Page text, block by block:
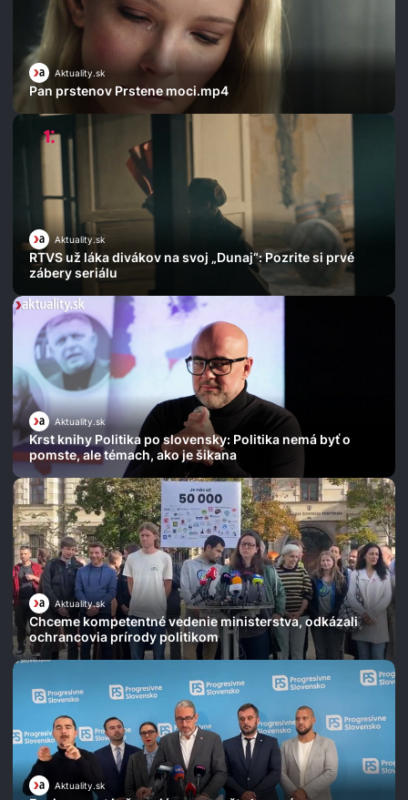
Aktuality.sk
Pan prstenov Prstene moci.mp4
Aktuality.sk
RTVS už láka divákov na svoj „Dunaj“: Pozrite si prvé
zábery seriálu
Aktuality.sk
Krst knihy Politika po slovensky: Politika nemá byť o
pomste, ale témach, ako je šikana
Aktuality.sk
Chceme kompetentné vedenie ministerstva, odkázali
ochrancovia prírody politikom
Aktuality.sk